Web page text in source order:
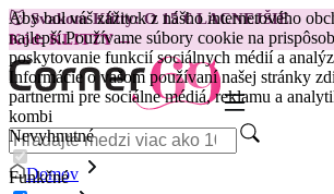
Aby bol váš zážitok z nášho internetového
najlepší.Používame súbory cookie na
poskytovanie funkcií sociálnych médií a
Informácie o vašom používaní našej stránky
partnermi pre sociálne médiá, reklamu a
kombi
Nevyhnutné
Funkčné
😽Svakom Klitty: O 15 € LACNEJŠIE
Kód: KLITTY →
Domov